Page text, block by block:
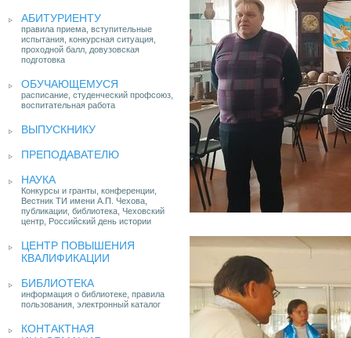
АБИТУРИЕНТУ
правила приема, вступительные
испытания, конкурсная ситуация,
проходной балл, довузовская
подготовка
ОБУЧАЮЩЕМУСЯ
расписание, студенческий профсоюз,
воспитательная работа
ВЫПУСКНИКУ
ПРЕПОДАВАТЕЛЮ
НАУКА
Конкурсы и гранты, конференции,
Вестник ТИ имени А.П. Чехова,
публикации, библиотека, Чеховский
центр, Российский день истории
ЦЕНТР ПОВЫШЕНИЯ
КВАЛИФИКАЦИИ
БИБЛИОТЕКА
информация о библиотеке, правила
пользования, электронный каталог
КОНТАКТНАЯ